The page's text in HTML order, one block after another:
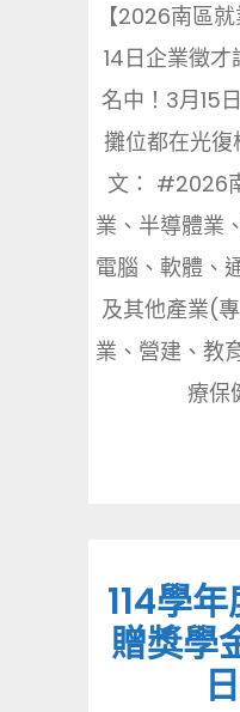
【2026南區
14日企業徵
名中！3月15
攤位都在光復
文： #2026
業、半導體業
電腦、軟體、
及其他產業(
業、營建、教
療保
114學
贈獎學